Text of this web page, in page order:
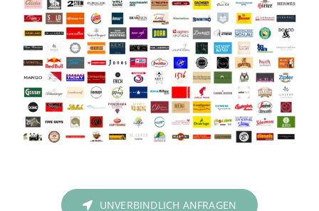
UNVERBINDLICH ANFRAGEN